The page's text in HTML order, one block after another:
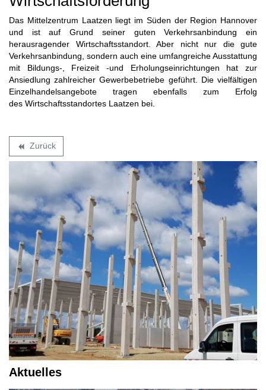
Das Mittelzentrum Laatzen liegt im Süden der Region Hannover
und ist auf Grund seiner guten Verkehrsanbindung ein
herausragender Wirtschaftsstandort. Aber nicht nur die gute
Verkehrsanbindung, sondern auch eine umfangreiche Ausstattung
mit Bildungs-, Freizeit -und Erholungseinrichtungen hat zur
Ansiedlung zahlreicher Gewerbebetriebe geführt. Die vielfältigen
Einzelhandelsangebote tragen ebenfalls zum Erfolg
des Wirtschaftsstandortes Laatzen bei.
backward Zurück
Aktuelles